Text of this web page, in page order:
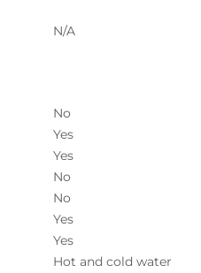
N/A
No
Yes
Yes
No
No
Yes
Yes
Hot and cold water